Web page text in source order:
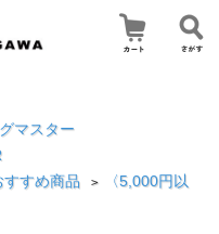
マスター
すすめ商品 >
〈5,000円以